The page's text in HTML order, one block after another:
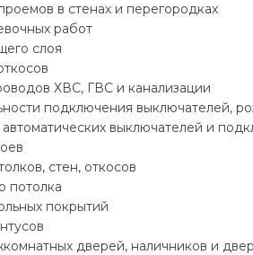
в стенах и перегородках
работ
слоя
ХВС, ГВС и канализации
подключения выключателей,
выключателей и
стен, откосов
потолка
покрытий
дверей, наличников и